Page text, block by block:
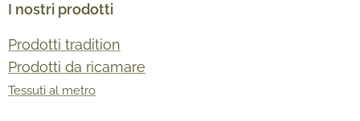
I nostri prodotti
Prodotti tradition
Prodotti da ricamare
Tessuti al metro